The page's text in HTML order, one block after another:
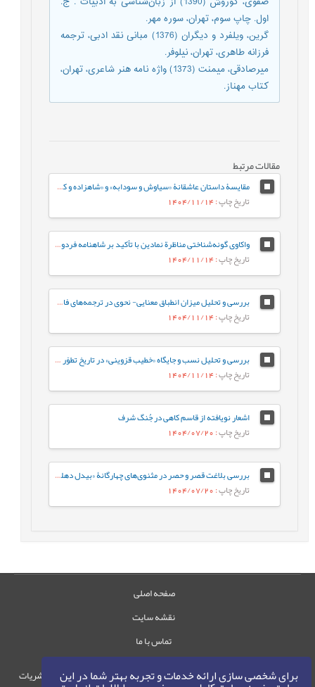
برای شخصی سازی ارائه خدمات و تجربه بهتر شما در این
اول. چاپ سوم، تهران، سوره مهر.
گرین، ویلفرد و دیگران (1376) مبانی نقد ادبی، ترجمه
فرزانه طاهری، تهران، نیلوفر.
میرصادقی، میمنت (1373) واژه نامه هنر شاعری، تهران،
کتاب مهناز.
مقالات مرتبط
مقایسۀ داستان عاشقانۀ «سیاوش و سودابه» و «شاهزاده و کنیزک»
تاریخ چاپ: 1404/11/14
واکاوی گونه‌شناختی مناظرة نمادین با تأکید بر شاهنامه فردوسی و خمسة نظامی گنجوی
تاریخ چاپ: 1404/11/14
بررسی و تحلیل میزان انطباق معنایی- نحوی در ترجمه‏‌های فارسی رمان «سه‌شنبه‌ها با موری»
تاریخ چاپ: 1404/11/14
بررسی و تحلیل نسب و جایگاه «خطیب قزوینی» در تاریخ تطوّر علوم بلاغی
تاریخ چاپ: 1404/11/14
اشعار نویافته از قاسم کاهی در جُنگ شرف
تاریخ چاپ: 1404/07/20
بررسی بلاغت قصر و حصر در مثنوی‌های چهارگانۀ «بیدل دهلوی»
تاریخ چاپ: 1404/07/20
صفحه اصلی
نقشه سایت
تماس با ما
حقوق این وب‌سایت متعلق به سامانه مدیریت نشریات